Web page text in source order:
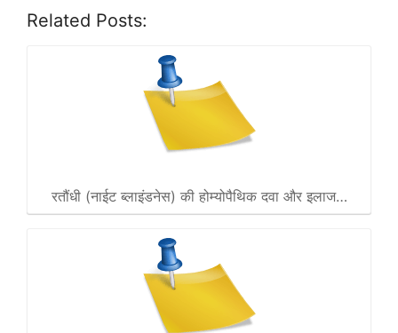
Related Posts:
रतौंधी (नाईट ब्लाइंडनेस) की होम्योपैथिक दवा और इलाज…